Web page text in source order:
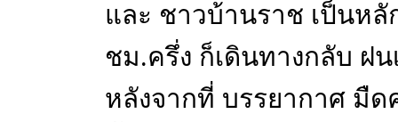
และ ชาวบ้านราช เป็นห
ชม.ครึ่ง ก็เดินทางกลับ ฝ
หลังจากที่ บรรยากาศ มื